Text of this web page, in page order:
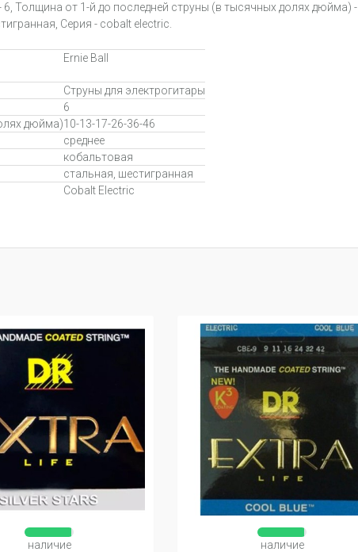
Толщина от 1-й до последней струны (в тысячных долях дюйма)
Серия - cobalt electric.
Ernie Ball
Струны для электрогитары
6
дюйма)10-13-17-26-36-46
среднее
кобальтовая
стальная, шестигранная
Cobalt Electric
наличие наличие